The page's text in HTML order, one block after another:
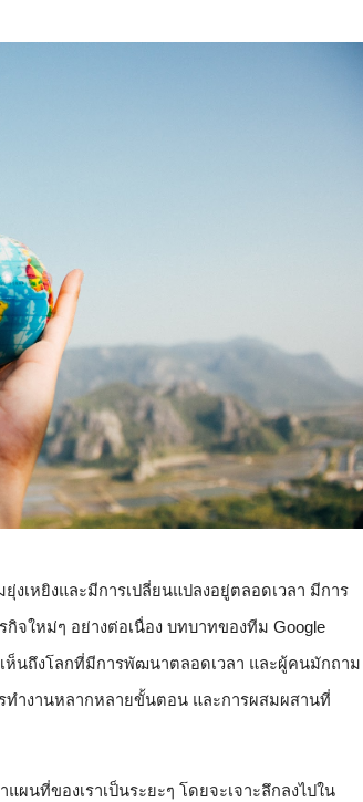
เหยิงและมีการเปลี่ยนแปลงอยู่ตลอดเวลา มีการ
จใหม่ๆ อย่างต่อเนื่อง บทบาทของทีม Google
ห็นถึงโลกที่มีการพัฒนาตลอดเวลา และผู้คนมักถาม
ทำงานหลากหลายขั้นตอน และการผสมผสานที่
ผนที่ของเราเป็นระยะๆ โดยจะเจาะลึกลงไปใน